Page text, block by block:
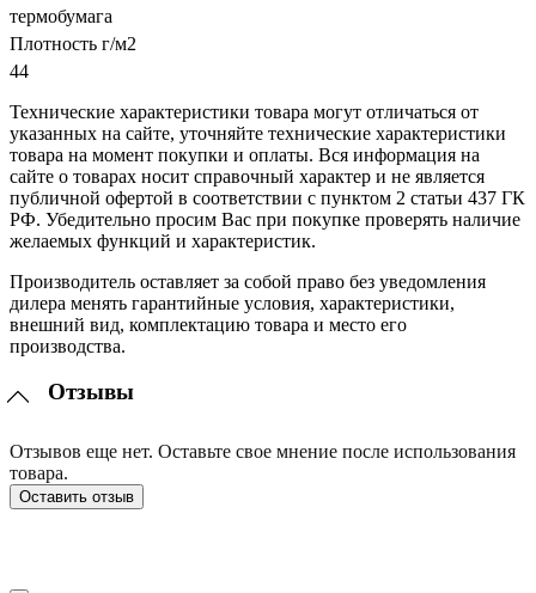
термобумага
Плотность г/м2
44
Технические характеристики товара могут отличаться от
указанных на сайте, уточняйте технические характеристики
товара на момент покупки и оплаты. Вся информация на
сайте о товарах носит справочный характер и не является
публичной офертой в соответствии с пунктом 2 статьи 437 ГК
РФ. Убедительно просим Вас при покупке проверять наличие
желаемых функций и характеристик.
Производитель оставляет за собой право без уведомления
дилера менять гарантийные условия, характеристики,
внешний вид, комплектацию товара и место его
производства.
Отзывы
Отзывов еще нет. Оставьте свое мнение после использования
товара.
Оставить отзыв